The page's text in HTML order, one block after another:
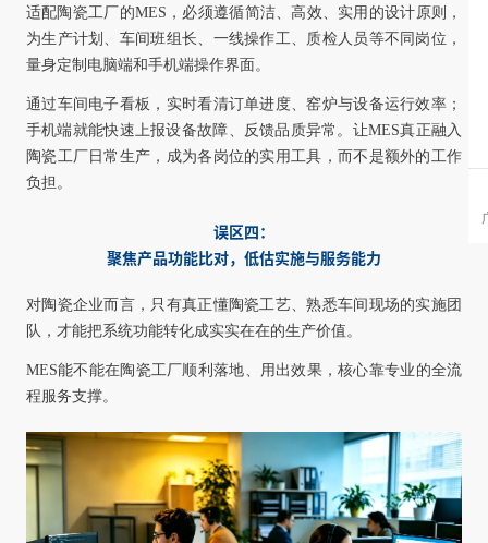
适配陶瓷工厂的MES，必须遵循简洁、高效、实用的设计原则，
为生产计划、车间班组长、一线操作工、质检人员等不同岗位，
量身定制电脑端和手机端操作界面。
通过车间电子看板，实时看清订单进度、窑炉与设备运行效率；
手机端就能快速上报设备故障、反馈品质异常。让MES真正融入
陶瓷工厂日常生产，成为各岗位的实用工具，而不是额外的工作
负担。
误区四：
聚焦产品功能比对，低估实施与服务能力
对陶瓷企业而言，只有真正懂陶瓷工艺、熟悉车间现场的实施团
队，才能把系统功能转化成实实在在的生产价值。
MES能不能在陶瓷工厂顺利落地、用出效果，核心靠专业的全流
程服务支撑。
鼎高家居借家具软件实现产销分离、营销平台化
法，便是选择名牌。这是常见选择，也是人的共性。”所以鼎高家